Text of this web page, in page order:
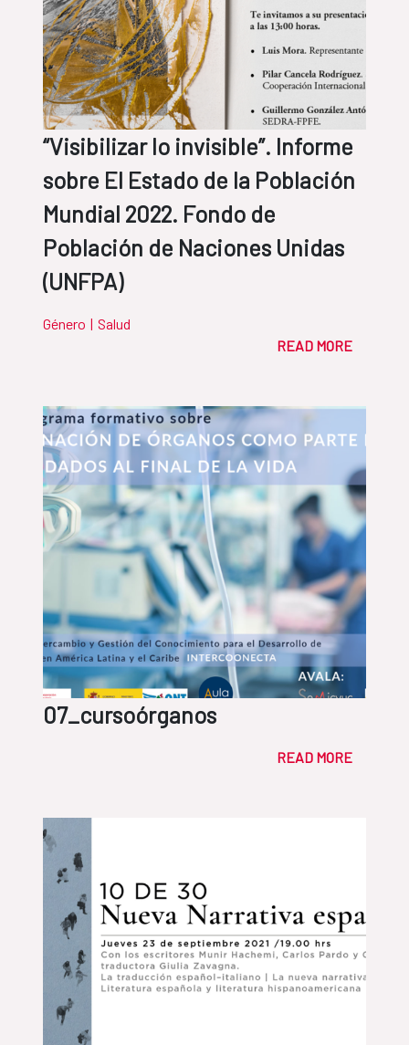
“Visibilizar lo invisible”. Informe
sobre El Estado de la Población
Mundial 2022. Fondo de
Población de Naciones Unidas
(UNFPA)
Género | Salud
READ MORE
07_cursoórganos
READ MORE